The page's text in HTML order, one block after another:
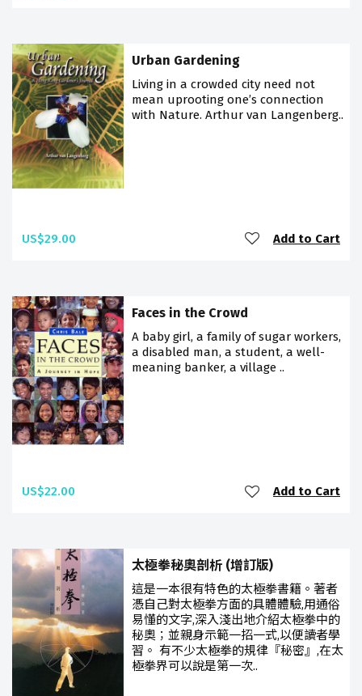
Urban Gardening
Living in a crowded city need not
mean uprooting one’s connection
with Nature. Arthur van Langenberg..
US$29.00 Add to Cart
Faces in the Crowd
A baby girl, a family of sugar workers,
a disabled man, a student, a well-
meaning banker, a village ..
US$22.00 Add to Cart
太極拳秘奧剖析 (增訂版)
這是一本很有特色的太極拳書籍。著者
憑自己對太極拳方面的具體體驗,用通俗
易懂的文字,深入淺出地介紹太極拳中的
秘奧；並親身示範一招一式,以便讀者學
習。 有不少太極拳的規律『秘密』,在太
極拳界可以說是第一次..